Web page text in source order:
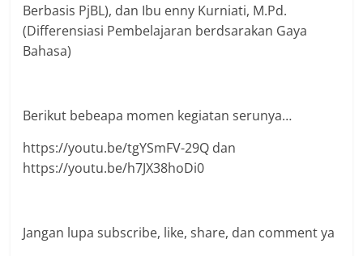
Berbasis PjBL), dan Ibu enny Kurniati, M.Pd.
(Differensiasi Pembelajaran berdsarakan Gaya
Bahasa)
Berikut bebeapa momen kegiatan serunya…
https://youtu.be/tgYSmFV-29Q dan
https://youtu.be/h7JX38hoDi0
Jangan lupa subscribe, like, share, dan comment ya